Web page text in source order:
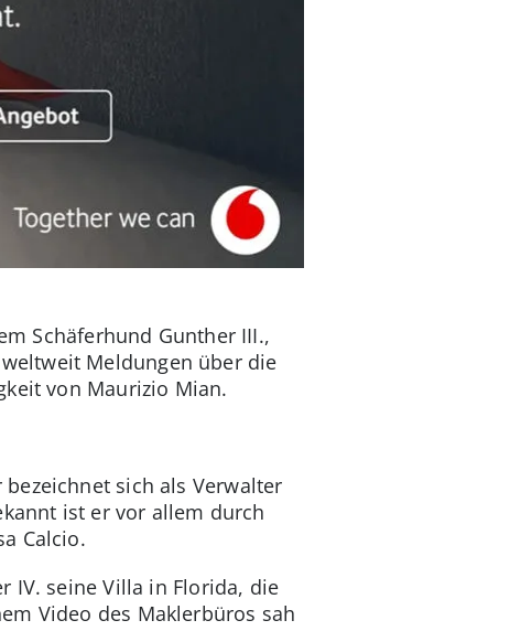
Schäferhund Gunther III.,
Meldungen über die
von Maurizio Mian.
sich als Verwalter
ist er vor allem durch
Calcio.
IV. seine Villa in Florida, die
Video des Maklerbüros sah